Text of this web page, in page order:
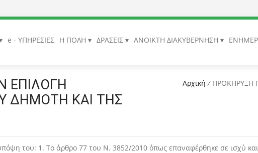
e - ΥΠΗΡΕΣΙΕΣ Η ΠΟΛΗ ΔΡΑΣΕΙΣ ΑΝΟΙΚΤΗ ΔΙΑΚΥΒΕΡΝΗΣΗ
ΕΠΙΛΟΓΗ
ΔΗΜΟΤΗ ΚΑΙ ΤΗΣ
Αρχική / ΠΡΟΚΗΡΥΞΗ
του: 1. Το άρθρο 77 του Ν. 3852/2010 όπως επαναφέρθηκε σε ισχύ